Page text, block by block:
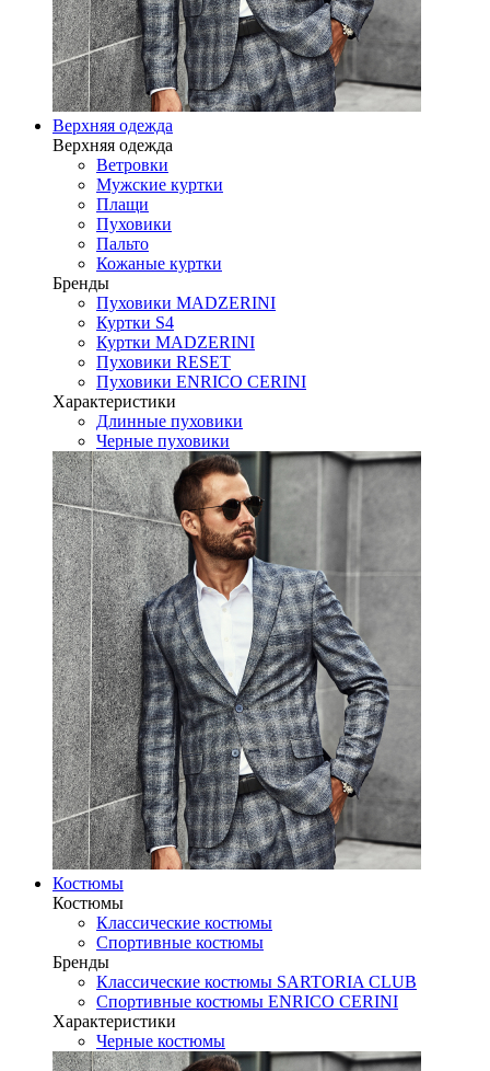
Верхняя одежда
Верхняя одежда
Ветровки
Мужские куртки
Плащи
Пуховики
Пальто
Кожаные куртки
Бренды
Пуховики MADZERINI
Куртки S4
Куртки MADZERINI
Пуховики RESET
Пуховики ENRICO CERINI
Характеристики
Длинные пуховики
Черные пуховики
Костюмы
Костюмы
Классические костюмы
Спортивные костюмы
Бренды
Классические костюмы SARTORIA CLUB
Спортивные костюмы ENRICO CERINI
Характеристики
Черные костюмы